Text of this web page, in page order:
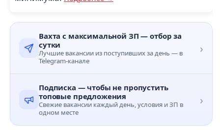
Вахта с максимальной ЗП — отбор за
сутки
Лучшие вакансии из поступивших за день — в
Telegram-канале
›
Подписка — чтобы не пропустить
топовые предложения
Свежие вакансии каждый день, условия и ЗП в
одном месте
›